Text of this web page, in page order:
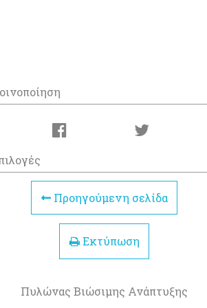
Προηγούμενη σελίδα
Εκτύπωση
Πυλώνας Βιώσιμης Ανάπτυξης